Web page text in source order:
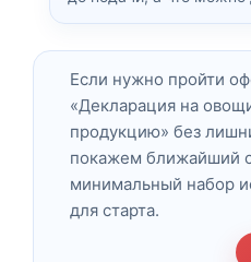
Если нужно пройти
«Декларация на
продукцию» без
покажем ближайший
минимальный набор
для старта.